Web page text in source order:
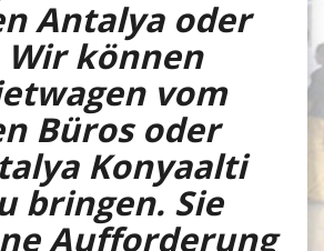
Antalya oder
können
vom
Büros oder
Konyaalti
bringen. Sie
Aufforderung